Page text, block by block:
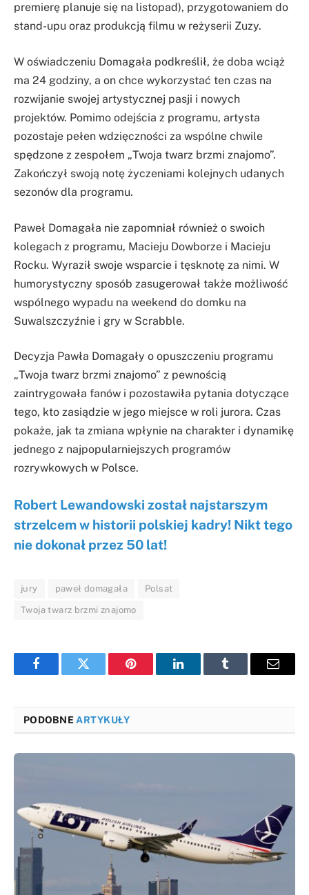
premierę planuje się na listopad), przygotowaniem do
stand-upu oraz produkcją filmu w reżyserii Zuzy.
W oświadczeniu Domagała podkreślił, że doba wciąż
ma 24 godziny, a on chce wykorzystać ten czas na
rozwijanie swojej artystycznej pasji i nowych
projektów. Pomimo odejścia z programu, artysta
pozostaje pełen wdzięczności za wspólne chwile
spędzone z zespołem „Twoja twarz brzmi znajomo”.
Zakończył swoją notę życzeniami kolejnych udanych
sezonów dla programu.
Paweł Domagała nie zapomniał również o swoich
kolegach z programu, Macieju Dowborze i Macieju
Rocku. Wyraził swoje wsparcie i tęsknotę za nimi. W
humorystyczny sposób zasugerował także możliwość
wspólnego wypadu na weekend do domku na
Suwalszczyźnie i gry w Scrabble.
Decyzja Pawła Domagały o opuszczeniu programu
„Twoja twarz brzmi znajomo” z pewnością
zaintrygowała fanów i pozostawiła pytania dotyczące
tego, kto zasiądzie w jego miejsce w roli jurora. Czas
pokaże, jak ta zmiana wpłynie na charakter i dynamikę
jednego z najpopularniejszych programów
rozrywkowych w Polsce.
Robert Lewandowski został najstarszym
strzelcem w historii polskiej kadry! Nikt tego
nie dokonał przez 50 lat!
jury paweł domagała Polsat
Twoja twarz brzmi znajomo
FacebookTwitter Pinterest LinkedInTumblr Email
PODOBNEARTYKUŁY